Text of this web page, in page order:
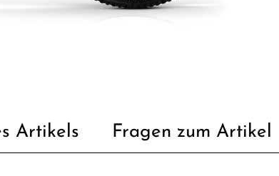
Artikels Fragen zum Artikel